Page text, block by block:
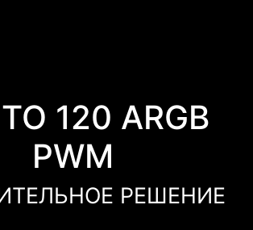
120 ARGB
PWM
РЕШЕНИЕ